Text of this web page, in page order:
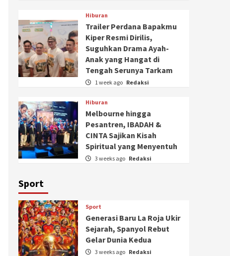
Hiburan
Trailer Perdana Bapakmu
Kiper Resmi Dirilis,
Suguhkan Drama Ayah-
Anak yang Hangat di
Tengah Serunya Tarkam
1 week ago Redaksi
Hiburan
Melbourne hingga
Pesantren, IBADAH &
CINTA Sajikan Kisah
Spiritual yang Menyentuh
3 weeks ago Redaksi
Sport
Sport
Generasi Baru La Roja Ukir
Sejarah, Spanyol Rebut
Gelar Dunia Kedua
3 weeks ago Redaksi